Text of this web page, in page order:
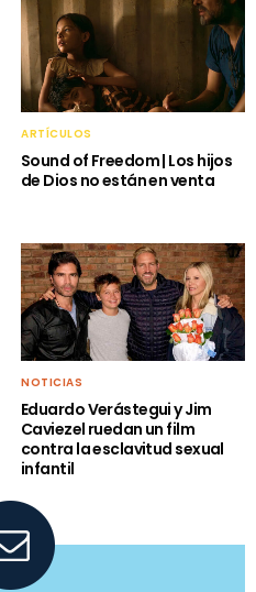
ARTÍCULOS
Sound of Freedom | Los hijos
de Dios no están en venta
NOTICIAS
Eduardo Verástegui y Jim
Caviezel ruedan un film
contra la esclavitud sexual
infantil